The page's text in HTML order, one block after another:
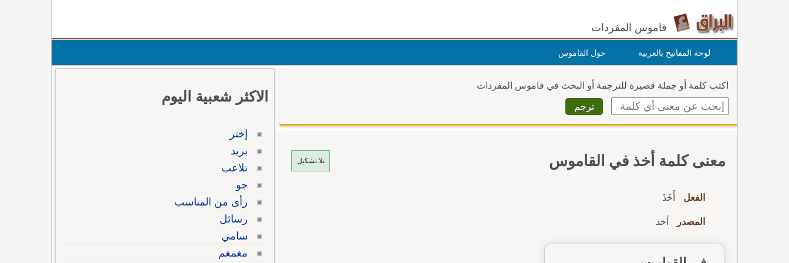
قاموس المفردات
لوحة المفاتيح بالعربية حول القاموس
اكتب كلمة أو جملة قصيرة للترجمة أو البحث في قاموس المفردات
بلا تشكيل معنى كلمة أخذ في القاموس
الفعل أَخَذَ
المصدر أخذ
الاكثر شعبية اليوم
إختر
بريد
تلاعب
جو
رأى من المناسب
رسائل
سامي
مغمغم